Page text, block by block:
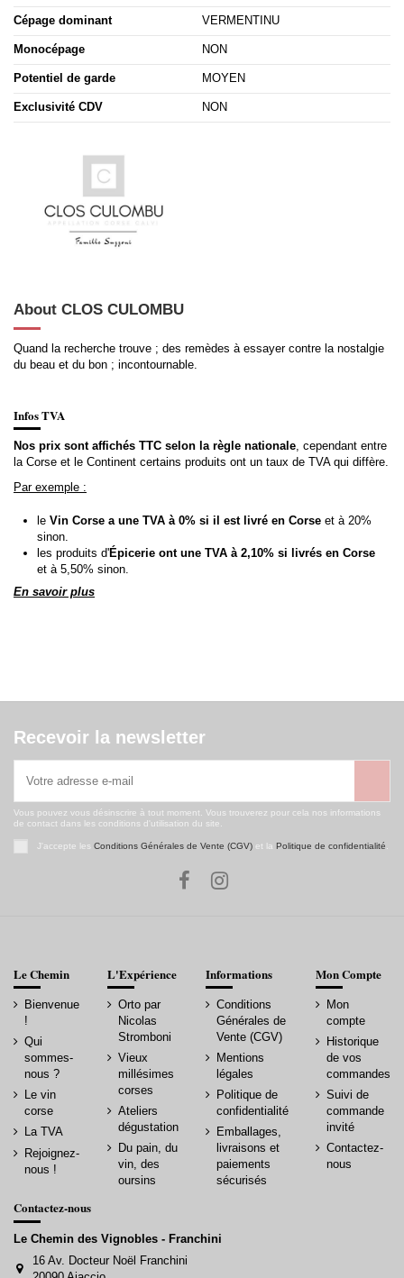
Cépage dominant VERMENTINU
Monocépage NON
Potentiel de garde MOYEN
Exclusivité CDV NON
About CLOS CULOMBU
Quand la recherche trouve ; des remèdes à essayer contre la nostalgie
du beau et du bon ; incontournable.
Infos TVA
Nos prix sont affichés TTC selon la règle nationale, cependant entre
la Corse et le Continent certains produits ont un taux de TVA qui diffère.
Par exemple :
le Vin Corse a une TVA à 0% si il est livré en Corse et à 20%
sinon.
les produits d'Épicerie ont une TVA à 2,10% si livrés en Corse
et à 5,50% sinon.
En savoir plus
Recevoir la newsletter
Vous pouvez vous désinscrire à tout moment. Vous trouverez pour cela nos informations
de contact dans les conditions d'utilisation du site.
J'accepte les Conditions Générales de Vente (CGV)et la Politique de confidentialité
Le Chemin
Bienvenue
!
Qui
sommes-
nous ?
Le vin
corse
La TVA
Rejoignez-
nous !
L'Expérience
Orto par
Nicolas
Stromboni
Vieux
millésimes
corses
Ateliers
dégustation
Du pain, du
vin, des
oursins
Informations
Conditions
Générales de
Vente (CGV)
Mentions
légales
Politique de
confidentialité
Emballages,
livraisons et
paiements
sécurisés
Mon Compte
Mon
compte
Historique
de vos
commandes
Suivi de
commande
invité
Contactez-
nous
Contactez-nous
Le Chemin des Vignobles - Franchini
16 Av. Docteur Noël Franchini